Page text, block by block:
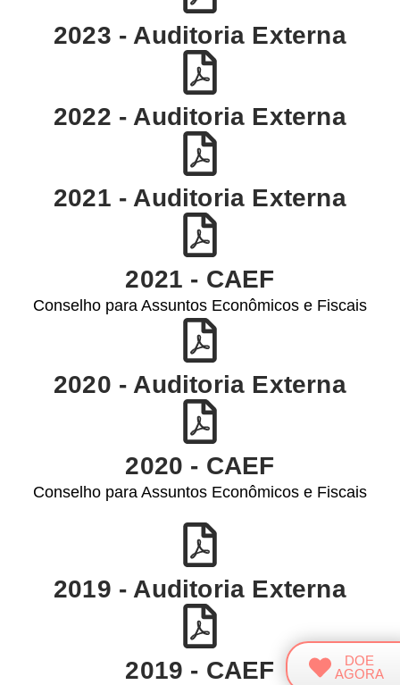
2023 - Auditoria Externa
2022 - Auditoria Externa
2021 - Auditoria Externa
2021 - CAEF
Conselho para Assuntos Econômicos e Fiscais
2020 - Auditoria Externa
2020 - CAEF
Conselho para Assuntos Econômicos e Fiscais
2019 - Auditoria Externa
2019 - CAEF
DOE
AGORA